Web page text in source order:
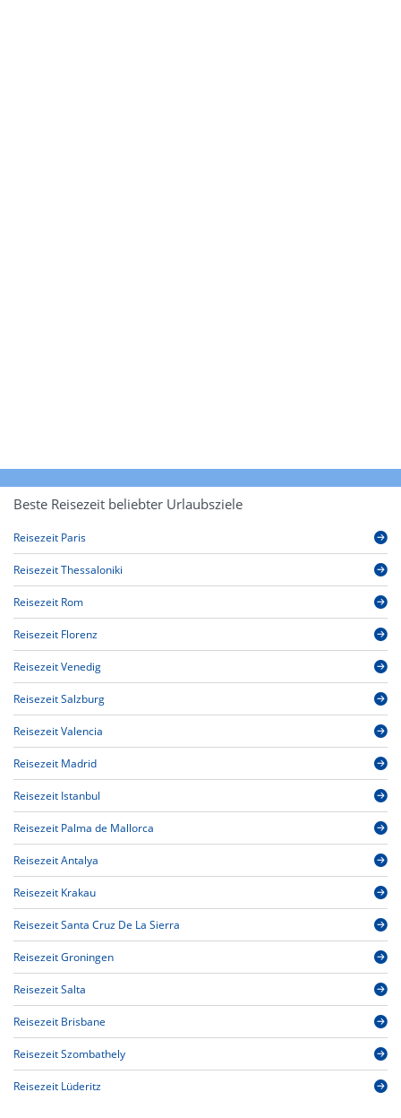
Beste Reisezeit beliebter Urlaubsziele
Reisezeit Paris
Reisezeit Thessaloniki
Reisezeit Rom
Reisezeit Florenz
Reisezeit Venedig
Reisezeit Salzburg
Reisezeit Valencia
Reisezeit Madrid
Reisezeit Istanbul
Reisezeit Palma de Mallorca
Reisezeit Antalya
Reisezeit Krakau
Reisezeit Santa Cruz De La Sierra
Reisezeit Groningen
Reisezeit Salta
Reisezeit Brisbane
Reisezeit Szombathely
Reisezeit Lüderitz